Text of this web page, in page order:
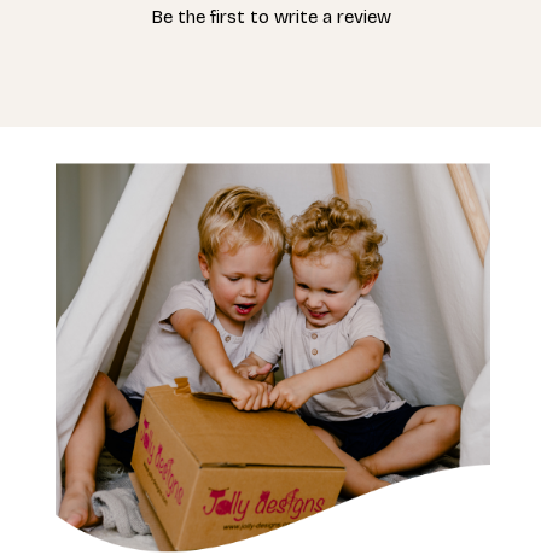
Be the first to write a review